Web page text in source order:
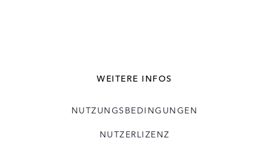
WEITERE INFOS
NUTZUNGSBEDINGUNGEN
NUTZERLIZENZ